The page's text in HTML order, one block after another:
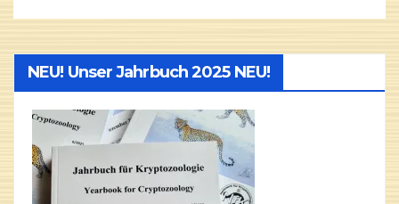
NEU! Unser Jahrbuch 2025 NEU!